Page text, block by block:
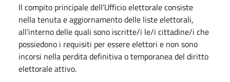
Il compito principale dell’Ufficio elettorale consiste
nella tenuta e aggiornamento delle liste elettorali,
all’interno delle quali sono iscritte/i le/i cittadine/i che
possiedono i requisiti per essere elettori e non sono
incorsi nella perdita definitiva o temporanea del diritto
elettorale attivo.